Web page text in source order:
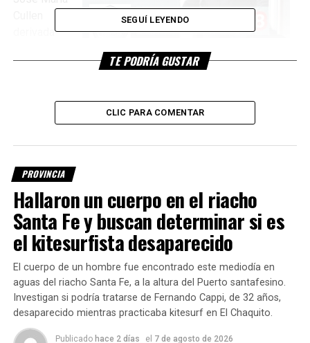
Sayago.
ciudad de Santa Fe indicaron que la mujer quedó alojada en
la Unidad de Terapia Intensiva porque el cuadro de su
obesidad se vio afectado por una neumonía, indicó su
«Se trata de
una paciente
hiper-obesa,
corre peligro
de muerte.
Llegó con
SEGUÍ LEYENDO
TE PODRÍA GUSTAR
CLIC PARA COMENTAR
PROVINCIA
Hallaron un cuerpo en el riacho
Santa Fe y buscan determinar si es
el kitesurfista desaparecido
El cuerpo de un hombre fue encontrado este mediodía en
aguas del riacho Santa Fe, a la altura del Puerto santafesino.
Investigan si podría tratarse de Fernando Cappi, de 32 años,
desaparecido mientras practicaba kitesurf en El Chaquito.
Publicado hace 2 días el 7 de agosto de 2026